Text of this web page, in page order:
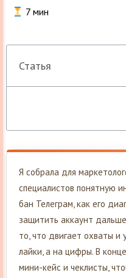
7 мин
Статья
Я собрала для
специалистов понятную
бан Телеграм, как его
защитить аккаунт
то, что двигает охваты
лайки, а на цифры. В
мини-кейс и чеклисты,